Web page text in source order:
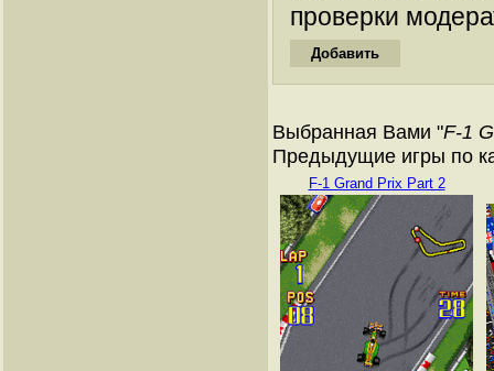
проверки
Выбранная Вами "F-1
Предыдущие игры по
F-1 Grand Prix Part 2